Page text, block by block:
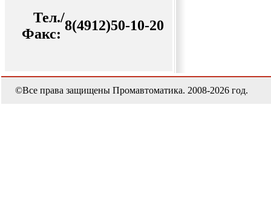
Тел./
Факс:
8(4912)50-10-20
©Все права защищены Промавтоматика. 2008-2026 год.